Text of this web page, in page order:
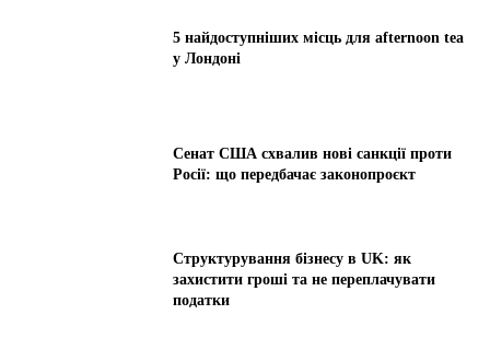
5 найдоступніших місць для afternoon tea
у Лондоні
Сенат США схвалив нові санкції проти
Росії: що передбачає законопроєкт
Структурування бізнесу в UK: як
захистити гроші та не переплачувати
податки